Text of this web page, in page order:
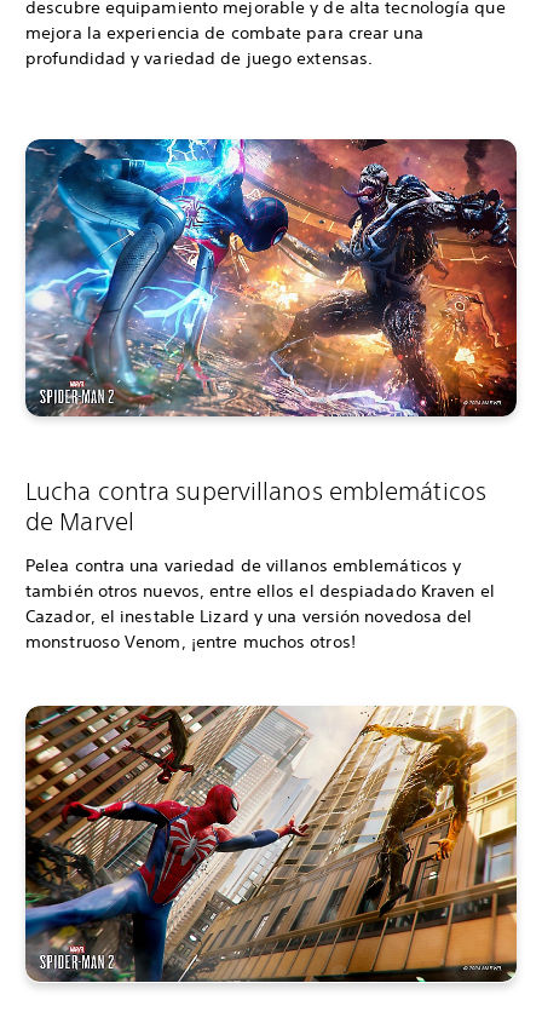
descubre equipamiento mejorable y de alta tecnología que
mejora la experiencia de combate para crear una
profundidad y variedad de juego extensas.
Lucha contra supervillanos emblemáticos
de Marvel
Pelea contra una variedad de villanos emblemáticos y
también otros nuevos, entre ellos el despiadado Kraven el
Cazador, el inestable Lizard y una versión novedosa del
monstruoso Venom, ¡entre muchos otros!